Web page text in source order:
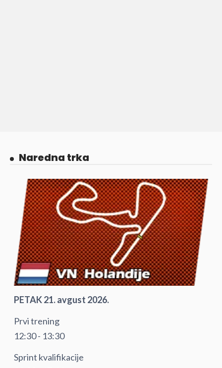
Naredna trka
PETAK 21. avgust 2026.
Prvi trening
12:30 - 13:30
Sprint kvalifikacije